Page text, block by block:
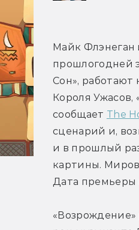
Майк Флэнеган
прошлогодней
Сон», работают
Короля
сообщает The
сценарий и,
и в прошлый
картины.
Дата премьеры
«Возрождение»